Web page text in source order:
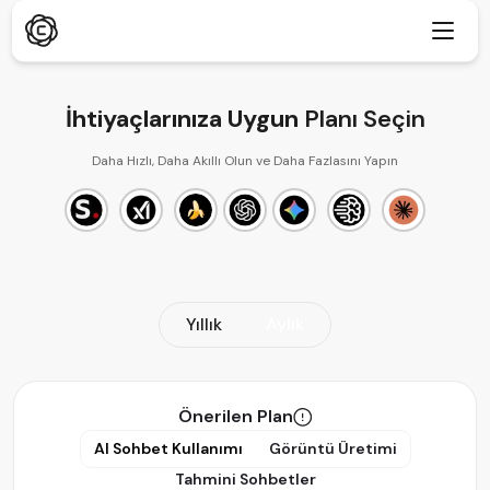
Derin Araştırma
ChatPDF Yeni
Bloglarımız
Chrome Destekler
Mobil Uygulama
İhtiyaçlarınıza Uygun Planı Seçin
Daha Hızlı, Daha Akıllı Olun ve Daha Fazlasını Yapın
Yıllık
Önerilen Plan
AI Sohbet Kullanımı
Görüntü Üretimi
Tahmini Sohbetler